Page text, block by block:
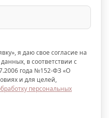
я даю свое согласие на
в соответствии с
года №152-ФЗ «О
и для целей,
персональных